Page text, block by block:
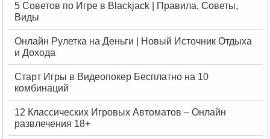
5 Советов по Игре в Blackjack | Правила, Советы,
Виды
Онлайн Рулетка на Деньги | Новый Источник Отдыха
и Дохода
Старт Игры в Видеопокер Бесплатно на 10
комбинаций
12 Классических Игровых Автоматов – Онлайн
развлечения 18+